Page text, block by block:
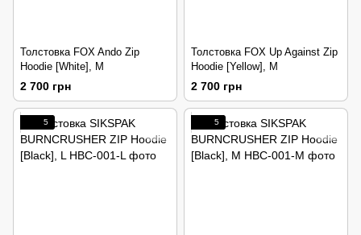
Толстовка FOX Ando Zip
Hoodie [White], M
2 700 грн
Толстовка FOX Up Against Zip
Hoodie [Yellow], M
2 700 грн
5 5